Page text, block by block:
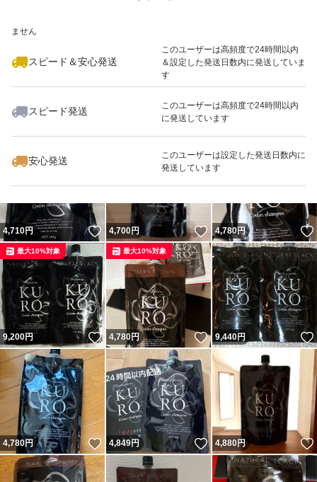
ません
スピード＆安心発送
このユーザーは高頻度で24時間以内
＆設定した発送日数内に発送していま
す
スピード発送
このユーザーは高頻度で24時間以内
に発送しています
安心発送
このユーザーは設定した発送日数内に
発送しています
いいね！
4,770
4,710円 いいね！
4,700円 いいね！
4,780円
9,200円 いいね！
最大10%対象
4,780円 いいね！
最大10%対象
9,440円
4,780円 いいね！
4,849円 いいね！
4,880円